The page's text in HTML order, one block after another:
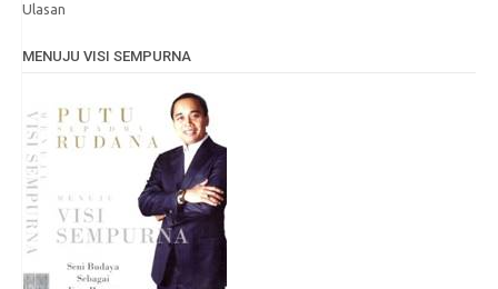
Ulasan
MENUJU VISI SEMPURNA